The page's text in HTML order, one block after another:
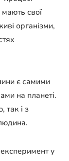
свої
організми,
є самими
на планеті.
так і з
у